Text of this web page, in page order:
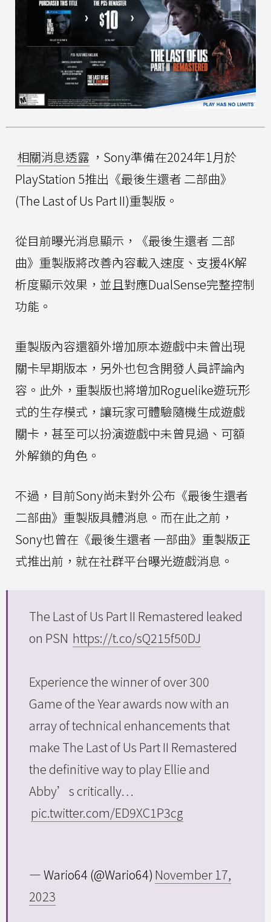
相關消息透露 ，Sony準備在2024年1月於
PlayStation 5推出《最後生還者 二部曲》
(The Last of Us Part II)重製版。
從目前曝光消息顯示，《最後生還者 二部
曲》重製版將改善內容載入速度、支援4K解
析度顯示效果，並且對應DualSense完整控制
功能。
重製版內容還額外增加原本遊戲中未曾出現
關卡早期版本，另外也包含開發人員評論內
容。此外，重製版也將增加Roguelike遊玩形
式的生存模式，讓玩家可體驗隨機生成遊戲
關卡，甚至可以扮演遊戲中未曾見過、可額
外解鎖的角色。
不過，目前Sony尚未對外公布《最後生還者
二部曲》重製版具體消息。而在此之前，
Sony也曾在《最後生還者 一部曲》重製版正
式推出前，就在社群平台曝光遊戲消息。
The Last of Us Part II Remastered leaked
on PSN https://t.co/sQ215f50DJ
Experience the winner of over 300
Game of the Year awards now with an
array of technical enhancements that
make The Last of Us Part II Remastered
the definitive way to play Ellie and
Abby’s critically…
pic.twitter.com/ED9XC1P3cg
— Wario64 (@Wario64) November 17,
2023